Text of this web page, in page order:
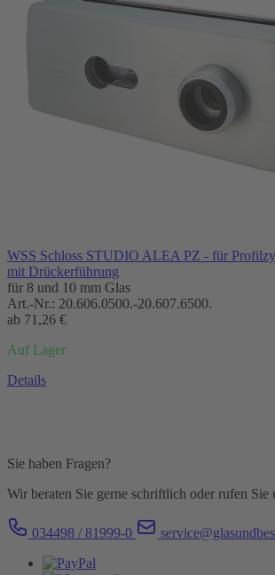
WSS Schloss STUDIO ALEA PZ - für
mit Drückerführung
für 8 und 10 mm Glas
Art.-Nr.: 20.606.0500.-20.607.6500.
ab 71,26 €
Auf Lager
Details
Sie haben Fragen?
Wir beraten Sie gerne schriftlich oder rufen Sie
034498 / 81999-0